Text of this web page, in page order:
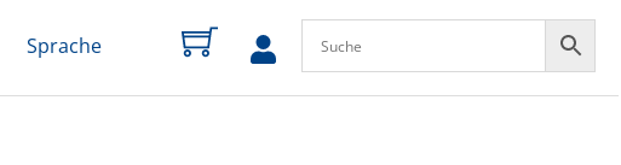
Sprache
zum
Profil